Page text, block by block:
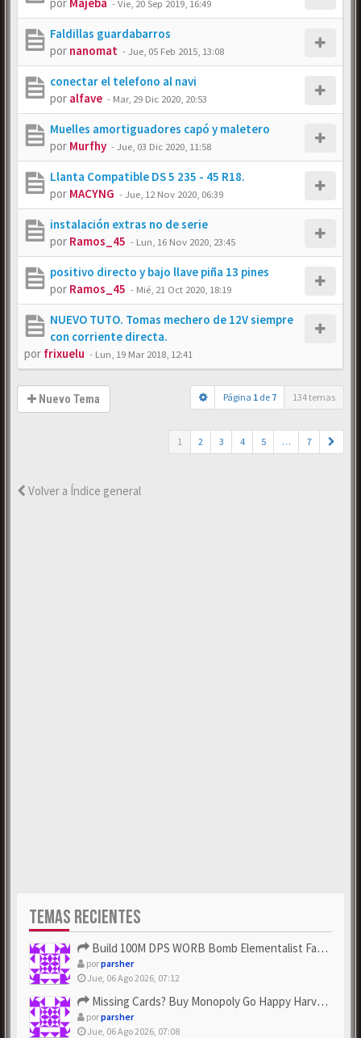
-Vie, 20 Sep 2019, 16:49
Faldillas guardabarros
por nanomat -Jue, 05 Feb 2015, 13:08
conectar el telefono al navi
por alfave - Mar, 29 Dic 2020, 20:53
Muelles amortiguadores capó y maletero
por Murfhy -Jue, 03 Dic 2020, 11:58
Llanta Compatible DS 5 235 - 45 R18.
por MACYNG -Jue, 12 Nov 2020, 06:39
instalación extras no de serie
por Ramos_45 - Lun, 16 Nov 2020, 23:45
positivo directo y bajo llave piña 13 pines
por Ramos_45 - Mié, 21 Oct 2020, 18:19
NUEVO TUTO. Tomas mechero de 12V siempre
con corriente directa.
por frixuelu - Lun, 19 Mar 2018, 12:41
Nuevo Tema Página 1 de 7 134 temas
1 2 3 4 5 … 7
Volver a Índice general
TEMAS RECIENTES
Build 100M DPS WORB Bomb Elementalist Fast - Grab POE Curren...
porparsher
Jue, 06 Ago 2026, 07:12
Missing Cards? Buy Monopoly Go Happy Harvest with Looney Tun...
porparsher
Jue, 06 Ago 2026, 07:08